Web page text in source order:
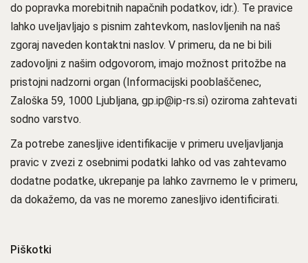
do popravka morebitnih napačnih podatkov, idr.). Te pravice
lahko uveljavljajo s pisnim zahtevkom, naslovljenih na naš
zgoraj naveden kontaktni naslov. V primeru, da ne bi bili
zadovoljni z našim odgovorom, imajo možnost pritožbe na
pristojni nadzorni organ (Informacijski pooblaščenec,
Zaloška 59, 1000 Ljubljana, gp.ip@ip-rs.si) oziroma zahtevati
sodno varstvo.
Za potrebe zanesljive identifikacije v primeru uveljavljanja
pravic v zvezi z osebnimi podatki lahko od vas zahtevamo
dodatne podatke, ukrepanje pa lahko zavrnemo le v primeru,
da dokažemo, da vas ne moremo zanesljivo identificirati.
Piškotki